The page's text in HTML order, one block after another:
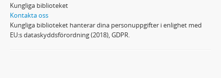
Kungliga biblioteket
Kontakta oss
Kungliga biblioteket hanterar dina personuppgifter i enlighet med
EU:s dataskyddsförordning (2018), GDPR.